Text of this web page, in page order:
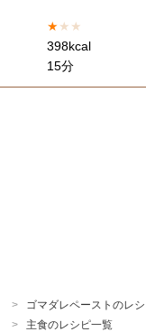
★★ ★
398kcal
15分
ゴマダレペーストのレ
主食のレシピ一覧